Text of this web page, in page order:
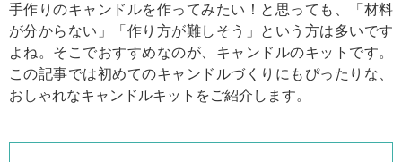
手作りのキャンドルを作ってみたい！と思っても、「材料
が分からない」「作り方が難しそう」という方は多いです
よね。そこでおすすめなのが、キャンドルのキットです。
この記事では初めてのキャンドルづくりにもぴったりな、
おしゃれなキャンドルキットをご紹介します。